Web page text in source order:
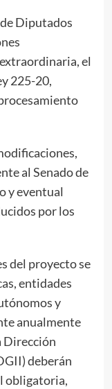
Diputados
el
225-20,
al Senado de
y eventual
por los
del proyecto se
entidades
y
anualmente
Dirección
deberán
obligatoria,